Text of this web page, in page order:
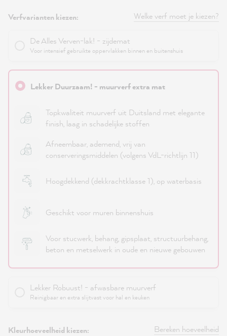
Verfvarianten kiezen: Welke verf moet je kiezen?
De Alles Verven-lak! - zijdemat
Voor intensief gebruikte oppervlakken binnen en buitenshuis
Lekker Duurzaam! - muurverf extra mat
Topkwaliteit muurverf uit Duitsland met elegante
finish, laag in schadelijke stoffen
Afneembaar, ademend, vrij van
conserveringsmiddelen (volgens VdL-richtlijn 11)
Hoogdekkend (dekkrachtklasse 1), op waterbasis
Geschikt voor muren binnenshuis
Voor stucwerk, behang, gipsplaat, structuurbehang,
beton en metselwerk in oude en nieuwe gebouwen
Lekker Robuust! - afwasbare muurverf
Reinigbaar en extra slijtvast voor hal en keuken
Kleurhoeveelheid kiezen: Bereken hoeveelheid